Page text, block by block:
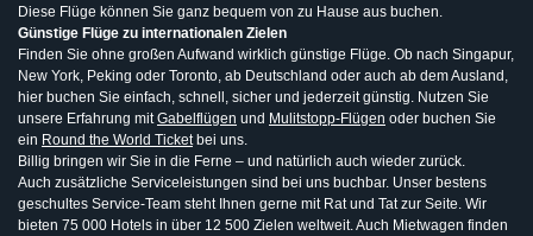
Diese Flüge können Sie ganz bequem von zu Hause aus buchen.
Günstige Flüge zu internationalen Zielen
Finden Sie ohne großen Aufwand wirklich günstige Flüge. Ob nach Singapur,
New York, Peking oder Toronto, ab Deutschland oder auch ab dem Ausland,
hier buchen Sie einfach, schnell, sicher und jederzeit günstig. Nutzen Sie
unsere Erfahrung mitGabelflügen und Mulitstopp-Flügen oder buchen Sie
ein Round the World Ticketbei uns.
Billig bringen wir Sie in die Ferne – und natürlich auch wieder zurück.
Auch zusätzliche Serviceleistungen sind bei uns buchbar. Unser bestens
geschultes Service-Team steht Ihnen gerne mit Rat und Tat zur Seite. Wir
bieten 75 000 Hotels in über 12 500 Zielen weltweit. Auch Mietwagen finden